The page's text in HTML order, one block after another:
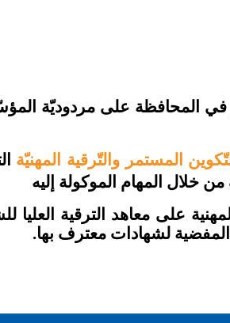
المحافظة على مردوديّة
المستمر والتّرقية المهنيّة
خلال المهام الموكولة إليه
على معاهد الترقية
المفضية لشهادات معترف بها.